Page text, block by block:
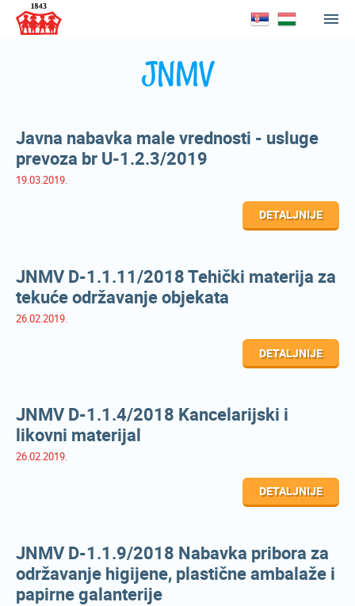
JNMV
Javna nabavka male vrednosti - usluge
prevoza br U-1.2.3/2019
19.03.2019.
DETALJNIJE
JNMV D-1.1.11/2018 Tehički materija za
tekuće održavanje objekata
26.02.2019.
DETALJNIJE
JNMV D-1.1.4/2018 Kancelarijski i
likovni materijal
26.02.2019.
DETALJNIJE
JNMV D-1.1.9/2018 Nabavka pribora za
održavanje higijene, plastične ambalaže i
papirne galanterije